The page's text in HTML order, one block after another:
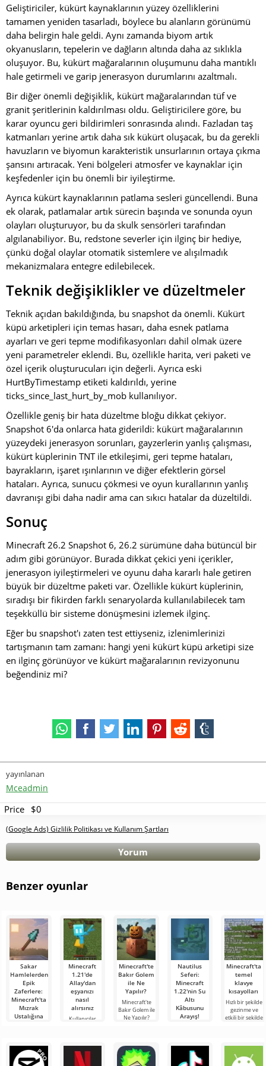
Geliştiriciler, kükürt kaynaklarının yüzey özelliklerini
tamamen yeniden tasarladı, böylece bu alanların görünümü
daha belirgin hale geldi. Aynı zamanda biyom artık
okyanusların, tepelerin ve dağların altında daha az sıklıkla
oluşuyor. Bu, kükürt mağaralarının oluşumunu daha mantıklı
hale getirmeli ve garip jenerasyon durumlarını azaltmalı.
Bir diğer önemli değişiklik, kükürt mağaralarından tüf ve
granit şeritlerinin kaldırılması oldu. Geliştiricilere göre, bu
karar oyuncu geri bildirimleri sonrasında alındı. Fazladan taş
katmanları yerine artık daha sık kükürt oluşacak, bu da gerekli
havuzların ve biyomun karakteristik unsurlarının ortaya çıkma
şansını artıracak. Yeni bölgeleri atmosfer ve kaynaklar için
keşfedenler için bu önemli bir iyileştirme.
Ayrıca kükürt kaynaklarının patlama sesleri güncellendi. Buna
ek olarak, patlamalar artık sürecin başında ve sonunda oyun
olayları oluşturuyor, bu da skulk sensörleri tarafından
algılanabiliyor. Bu, redstone severler için ilginç bir hediye,
çünkü doğal olaylar otomatik sistemlere ve alışılmadık
mekanizmalara entegre edilebilecek.
Teknik değişiklikler ve düzeltmeler
Teknik açıdan bakıldığında, bu snapshot da önemli. Kükürt
küpü arketipleri için temas hasarı, daha esnek patlama
ayarları ve geri tepme modifikasyonları dahil olmak üzere
yeni parametreler eklendi. Bu, özellikle harita, veri paketi ve
özel içerik oluşturucuları için değerli. Ayrıca eski
HurtByTimestamp etiketi kaldırıldı, yerine
ticks_since_last_hurt_by_mob kullanılıyor.
Özellikle geniş bir hata düzeltme bloğu dikkat çekiyor.
Snapshot 6'da onlarca hata giderildi: kükürt mağaralarının
yüzeydeki jenerasyon sorunları, gayzerlerin yanlış çalışması,
kükürt küplerinin TNT ile etkileşimi, geri tepme hataları,
bayrakların, işaret ışınlarının ve diğer efektlerin görsel
hataları. Ayrıca, sunucu çökmesi ve oyun kurallarının yanlış
davranışı gibi daha nadir ama can sıkıcı hatalar da düzeltildi.
Sonuç
Minecraft 26.2 Snapshot 6, 26.2 sürümüne daha bütüncül bir
adım gibi görünüyor. Burada dikkat çekici yeni içerikler,
jenerasyon iyileştirmeleri ve oyunu daha kararlı hale getiren
büyük bir düzeltme paketi var. Özellikle kükürt küplerinin,
sıradışı bir fikirden farklı senaryolarda kullanılabilecek tam
teşekküllü bir sisteme dönüşmesini izlemek ilginç.
Eğer bu snapshot'ı zaten test ettiyseniz, izlenimlerinizi
tartışmanın tam zamanı: hangi yeni kükürt küpü arketipi size
en ilginç görünüyor ve kükürt mağaralarının revizyonunu
beğendiniz mi?
yayınlanan
Mceadmin
Price $0
(Google Ads) Gizlilik Politikası ve Kullanım Şartları
Yorum
Benzer oyunlar
Sakar
Hamlelerden
Epik
Zaferlere:
Minecraft'ta
Mızrak
Ustalığına
dünyanın
deneycileri!
Minecraft
1.21'de
Allay'dan
eşyanızı
nasıl
alırsınız
Kullanıcılar,
toplamaya
yardımcı
Minecraft'te
Bakır Golem
ile Ne
Yapılır?
Minecraft'te
Bakır Golem ile
Ne Yapılır?
şeyler oluyor:
yeni
Nautilus
Seferi:
Minecraft
1.22'nin Su
Altı
Kâbusunu
Arayış!
Dürüst olmak
gerekirse, bu
Minecraft'ta
temel
klavye
kısayolları
Hızlı bir şekilde
gezinme ve
etkili bir şekilde
önemli bir
kalitedir.